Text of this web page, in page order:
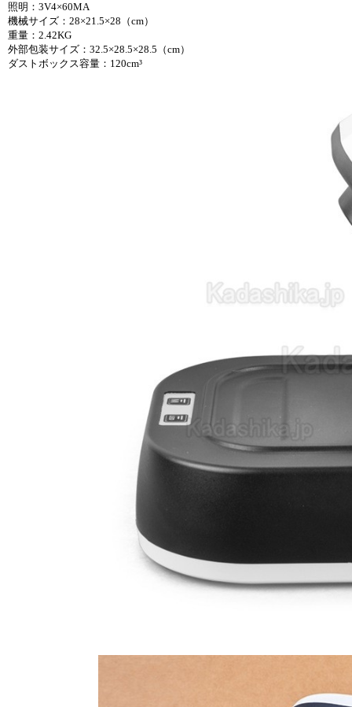
照明：3V4×60MA
機械サイズ：28×21.5×28（cm）
重量：2.42KG
外部包装サイズ：32.5×28.5×28.5（cm）
ダストボックス容量：120cm³